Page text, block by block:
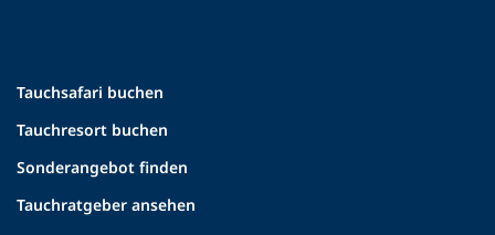
Tauchsafari buchen
Tauchresort buchen
Sonderangebot finden
Tauchratgeber ansehen